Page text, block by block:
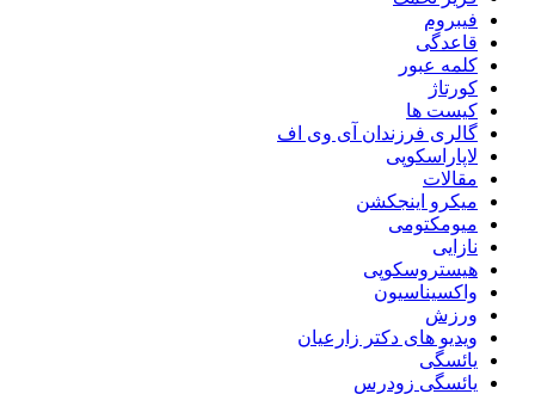
فیبروم
قاعدگی
کلمه عبور
کورتاژ
کیست ها
گالری فرزندان آی وی اف
لاپاراسکوپی
مقالات
میکرو اینجکشن
میومکتومی
نازایی
هیستروسکوپی
واکسیناسیون
ورزش
ویدیو های دکتر زارعیان
یائسگی
یائسگی زودرس